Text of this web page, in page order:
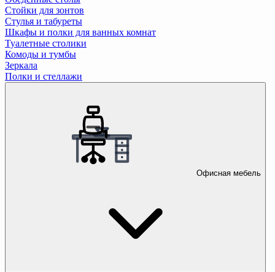
Стойки для зонтов
Стулья и табуреты
Шкафы и полки для ванных комнат
Туалетные столики
Комоды и тумбы
Зеркала
Полки и стеллажи
Офисная мебель